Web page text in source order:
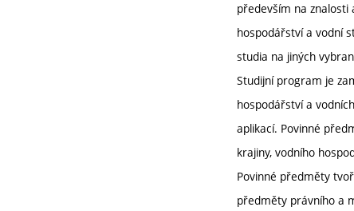
především na znalosti
hospodářství a vodní
studia na jiných
Studijní program je
hospodářství a
aplikací. Povinné
krajiny, vodního
Povinné předměty
předměty právního a